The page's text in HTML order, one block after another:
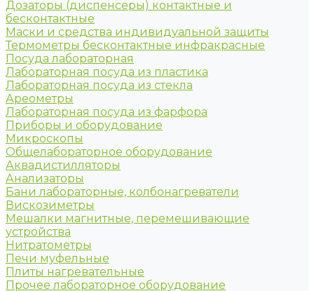
Дозаторы (диспенсеры) контактные и
бесконтактные
Маски и средства индивидуальной защиты
Термометры бесконтактные инфракрасные
Посуда лабораторная
Лабораторная посуда из пластика
Лабораторная посуда из стекла
Ареометры
Лабораторная посуда из фарфора
Приборы и оборудование
Микроскопы
Общелабораторное оборудование
Аквадистилляторы
Анализаторы
Бани лабораторные, колбонагреватели
Вискозиметры
Мешалки магнитные, перемешивающие
устройства
Нитратометры
Печи муфельные
Плиты нагревательные
Прочее лабораторное оборудование